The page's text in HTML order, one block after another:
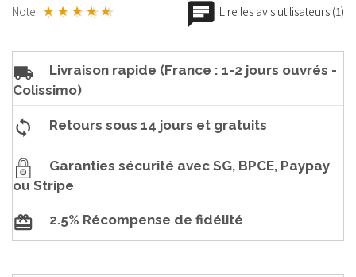
Note Lire les avis utilisateurs (1)
Livraison rapide (France : 1-2 jours ouvrés -
Colissimo)
Retours sous 14 jours et gratuits
Garanties sécurité avec SG, BPCE, Paypay
ou Stripe
2.5% Récompense de fidélité